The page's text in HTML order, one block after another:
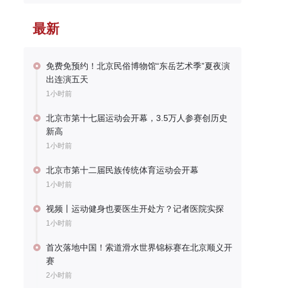
最新
免费免预约！北京民俗博物馆“东岳艺术季”夏夜演
出连演五天
1小时前
北京市第十七届运动会开幕，3.5万人参赛创历史
新高
1小时前
北京市第十二届民族传统体育运动会开幕
1小时前
视频丨运动健身也要医生开处方？记者医院实探
1小时前
首次落地中国！索道滑水世界锦标赛在北京顺义开
赛
2小时前